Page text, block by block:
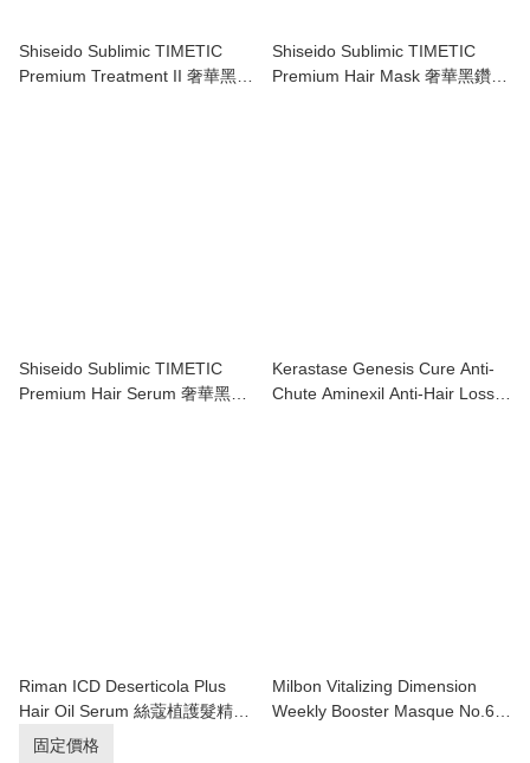
Shiseido Sublimic TIMETIC
Premium Treatment II 奢華黑鑽
Shiseido Sublimic TIMETIC
Premium Hair Mask 奢華黑鑽深
Shiseido Sublimic TIMETIC
Premium Hair Serum 奢華黑鑽
Kerastase Genesis Cure Anti-
Chute Aminexil Anti-Hair Loss
Riman ICD Deserticola Plus
Hair Oil Serum 絲蔻植護髮精油
100ml
固定價格
Milbon Vitalizing Dimension
Weekly Booster Masque No.6